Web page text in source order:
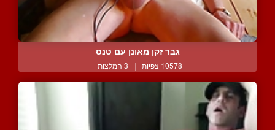
גבר זקן מאונן עם טנס
10578 צפיות | 3 המלצות